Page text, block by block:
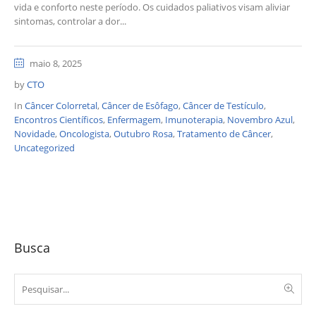
vida e conforto neste período. Os cuidados paliativos visam aliviar
sintomas, controlar a dor...
maio 8, 2025
byCTO
In Câncer Colorretal,Câncer de Esôfago,Câncer de Testículo,
Encontros Científicos, Enfermagem, Imunoterapia, Novembro Azul,
Novidade,Oncologista,Outubro Rosa,Tratamento de Câncer,
Uncategorized
Busca